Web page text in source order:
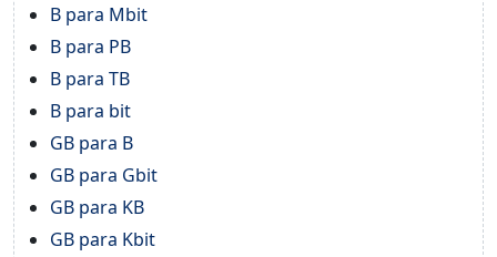
B para Mbit
B para PB
B para TB
B para bit
GB para B
GB para Gbit
GB para KB
GB para Kbit